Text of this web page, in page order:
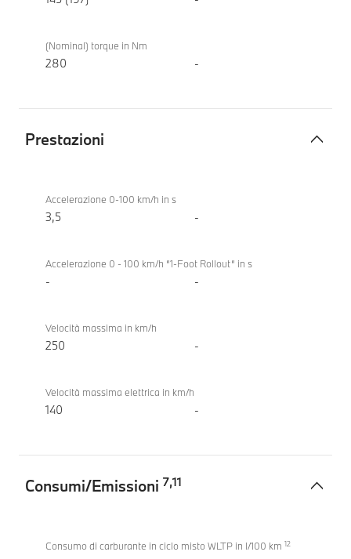
(Nominal) torque in Nm
280 -
Prestazioni
M5
Accelerazione 0-100 km/h in s
3,5 -
Accelerazione 0 - 100 km/h “1-Foot Rollout“ in s
- -
Velocità massima in km/h
250 -
Velocità massima elettrica in km/h
140 -
Consumi/Emissioni 7,11
M5
Consumo di carburante in ciclo misto WLTP in l/100 km 12